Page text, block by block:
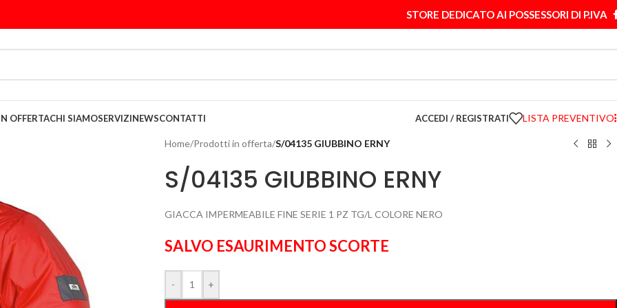
STORE DEDICATO AI POSSESSORI DI P.IVA
OFFERTACHI SIAMOSERVIZINEWSCONTATTI ACCEDI / REGISTRATI LISTA PREVENTIVO
Home/Prodotti in offerta/S/04135 GIUBBINO ERNY
S/04135 GIUBBINO ERNY
GIACCA IMPERMEABILE FINE SERIE 1 PZ TG/L COLORE NERO
SALVO ESAURIMENTO SCORTE
- +